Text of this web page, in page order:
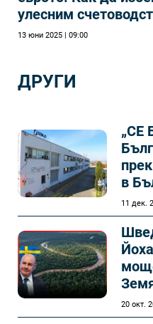
улесним
13 юни 2025 | 09:00
ДРУГИ
„СЕ
в
11 дек.
20 окт.